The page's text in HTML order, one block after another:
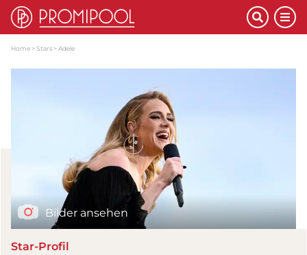
Home Stars Adele
Bilder ansehen
Star-Profil